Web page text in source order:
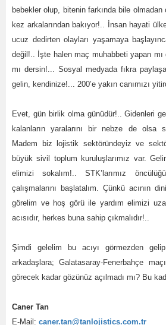
bebekler olup, bitenin farkında bile olmadan
kez arkalarından bakıyor!.. İnsan hayati
ucuz dedirten olayları yaşamaya
değil!.. İşte halen maç muhabbeti yapan
mı dersin!... Sosyal medyada fıkra
gelin, kendinize!... 200’e yakın canımızı
Evet, gün birlik olma günüdür!.. Gidenleri
kalanların yaralarını bir nebze de olsa
Madem biz lojistik sektöründeyiz ve
büyük sivil toplum kuruluşlarımız var.
elimizi sokalım!.. STK’larımız
çalışmalarını başlatalım. Çünkü acının
görelim ve hoş görü ile yardım elimizi
acısıdır, herkes buna sahip çıkmalıdır!..
Şimdi gelelim bu acıyı görmezden
arkadaşlara; Galatasaray-Fenerbahçe
görecek kadar gözünüz açılmadı mı? Bu
Caner Tan
E-Mail: caner.tan@tanlojistics.com.tr